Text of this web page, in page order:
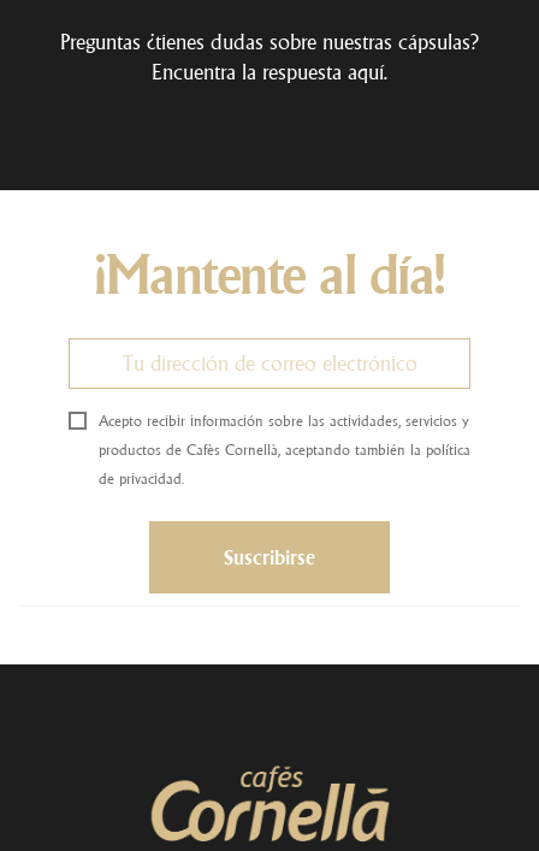
Preguntas ¿tienes dudas sobre nuestras cápsulas?
Encuentra la respuesta aquí.
¡Mantente al día!
Acepto recibir información sobre las actividades, servicios y
productos de Cafès Cornellà, aceptando también la política
de privacidad.